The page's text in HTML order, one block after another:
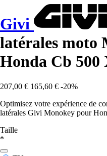
Givi
latérales moto
Honda Cb 500
207,00 € 165,60 € -20%
Optimisez votre expérience de
latérales Givi Monokey pour
Taille
*